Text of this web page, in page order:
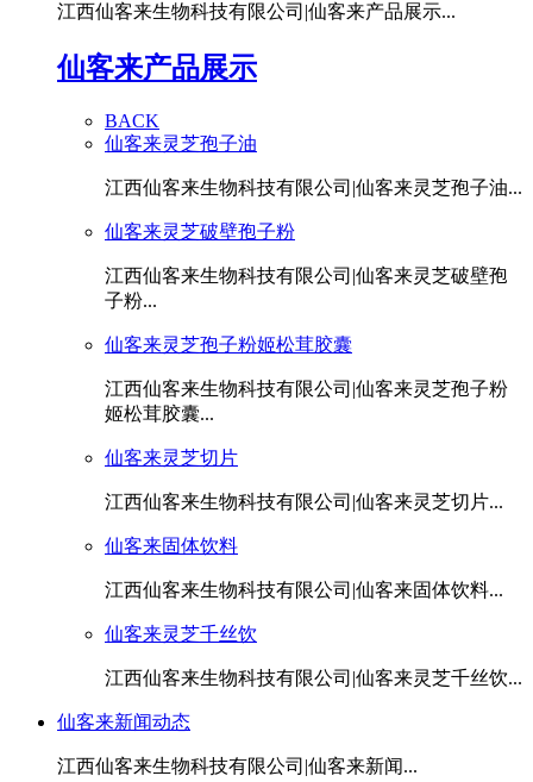
江西仙客来生物科技有限公司|仙客来产品展示...
仙客来产品展示
BACK
仙客来灵芝孢子油
江西仙客来生物科技有限公司|仙客来灵芝孢子油...
仙客来灵芝破壁孢子粉
江西仙客来生物科技有限公司|仙客来灵芝破壁孢
子粉...
仙客来灵芝孢子粉姬松茸胶囊
江西仙客来生物科技有限公司|仙客来灵芝孢子粉
姬松茸胶囊...
仙客来灵芝切片
江西仙客来生物科技有限公司|仙客来灵芝切片...
仙客来固体饮料
江西仙客来生物科技有限公司|仙客来固体饮料...
仙客来灵芝千丝饮
江西仙客来生物科技有限公司|仙客来灵芝千丝饮...
仙客来新闻动态
江西仙客来生物科技有限公司|仙客来新闻...